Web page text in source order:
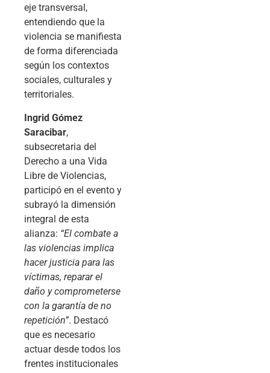
eje transversal,
entendiendo que la
violencia se manifiesta
de forma diferenciada
según los contextos
sociales, culturales y
territoriales.
Ingrid Gómez
Saracibar,
subsecretaria del
Derecho a una Vida
Libre de Violencias,
participó en el evento y
subrayó la dimensión
integral de esta
alianza: “El combate a
las violencias implica
hacer justicia para las
víctimas, reparar el
daño y comprometerse
con la garantía de no
repetición”. Destacó
que es necesario
actuar desde todos los
frentes institucionales